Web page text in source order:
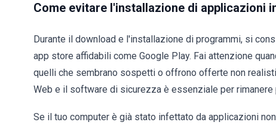
Come evitare l'installazione di applicazioni
Durante il download e l'installazione di programmi, si
app store affidabili come Google Play. Fai attenzione
quelli che sembrano sospetti o offrono offerte non
Web e il software di sicurezza è essenziale per
Se il tuo computer è già stato infettato da applicazioni